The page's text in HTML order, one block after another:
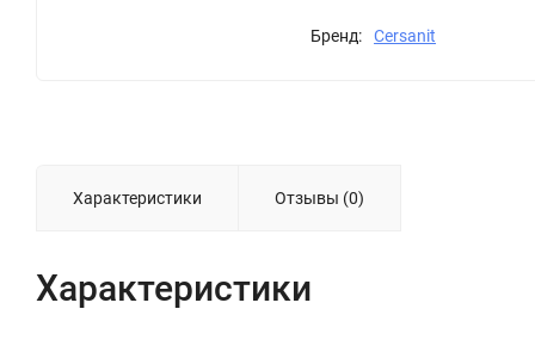
Бренд: Cersanit
Характеристики Отзывы (0)
Характеристики